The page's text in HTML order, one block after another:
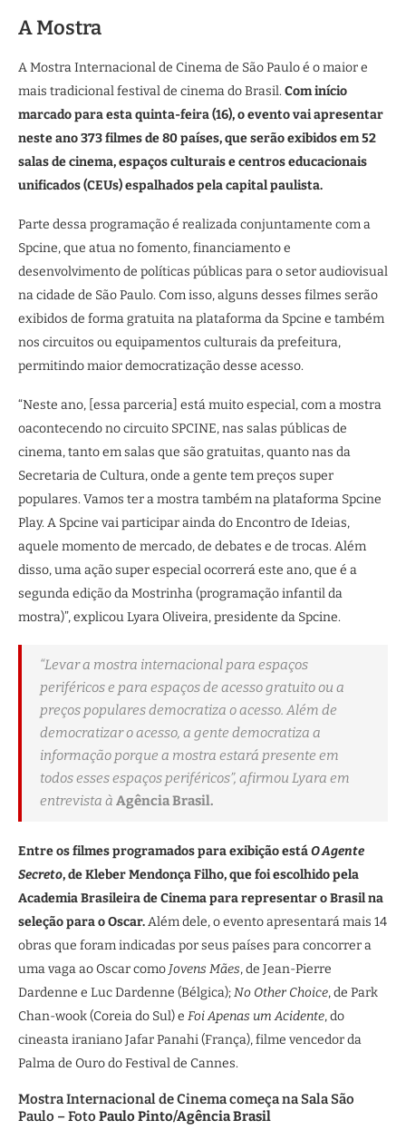
A Mostra
A Mostra Internacional de Cinema de São Paulo é o maior e
mais tradicional festival de cinema do Brasil. Com início
marcado para esta quinta-feira (16), o evento vai apresentar
neste ano 373 filmes de 80 países, que serão exibidos em 52
salas de cinema, espaços culturais e centros educacionais
unificados (CEUs) espalhados pela capital paulista.
Parte dessa programação é realizada conjuntamente com a
Spcine, que atua no fomento, financiamento e
desenvolvimento de políticas públicas para o setor audiovisual
na cidade de São Paulo. Com isso, alguns desses filmes serão
exibidos de forma gratuita na plataforma da Spcine e também
nos circuitos ou equipamentos culturais da prefeitura,
permitindo maior democratização desse acesso.
“Neste ano, [essa parceria] está muito especial, com a mostra
oacontecendo no circuito SPCINE, nas salas públicas de
cinema, tanto em salas que são gratuitas, quanto nas da
Secretaria de Cultura, onde a gente tem preços super
populares. Vamos ter a mostra também na plataforma Spcine
Play. A Spcine vai participar ainda do Encontro de Ideias,
aquele momento de mercado, de debates e de trocas. Além
disso, uma ação super especial ocorrerá este ano, que é a
segunda edição da Mostrinha (programação infantil da
mostra)”, explicou Lyara Oliveira, presidente da Spcine.
“Levar a mostra internacional para espaços
periféricos e para espaços de acesso gratuito ou a
preços populares democratiza o acesso. Além de
democratizar o acesso, a gente democratiza a
informação porque a mostra estará presente em
todos esses espaços periféricos”, afirmou Lyara em
entrevista à Agência Brasil.
Entre os filmes programados para exibição estáO Agente
Secreto, de Kleber Mendonça Filho, que foi escolhido pela
Academia Brasileira de Cinema para representar o Brasil na
seleção para o Oscar.Além dele, o evento apresentará mais 14
obras que foram indicadas por seus países para concorrer a
uma vaga ao Oscar como Jovens Mães, de Jean-Pierre
Dardenne e Luc Dardenne (Bélgica);No Other Choice, de Park
Chan-wook (Coreia do Sul) e Foi Apenas um Acidente, do
cineasta iraniano Jafar Panahi (França), filme vencedor da
Palma de Ouro do Festival de Cannes.
Mostra Internacional de Cinema começa na Sala São
Paulo – Foto Paulo Pinto/Agência Brasil